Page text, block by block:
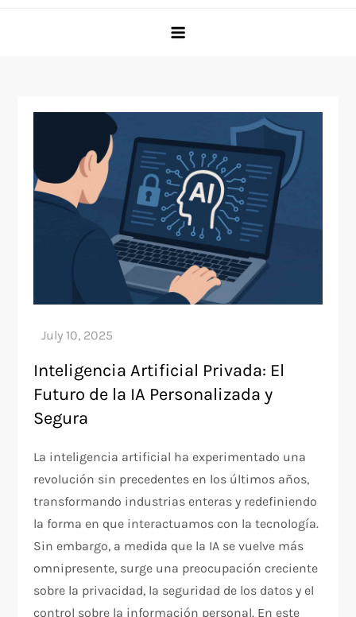
Inteligencia Artificial Privada: El
Futuro de la IA Personalizada y
Segura
La inteligencia artificial ha experimentado una
revolución sin precedentes en los últimos años,
transformando industrias enteras y redefiniendo
la forma en que interactuamos con la tecnología.
Sin embargo, a medida que la IA se vuelve más
omnipresente, surge una preocupación creciente
sobre la privacidad, la seguridad de los datos y el
control sobre la información personal. En este